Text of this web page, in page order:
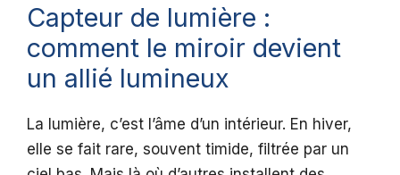
Capteur de lumière :
comment le miroir devient
un allié lumineux
La lumière, c’est l’âme d’un intérieur. En hiver,
elle se fait rare, souvent timide, filtrée par un